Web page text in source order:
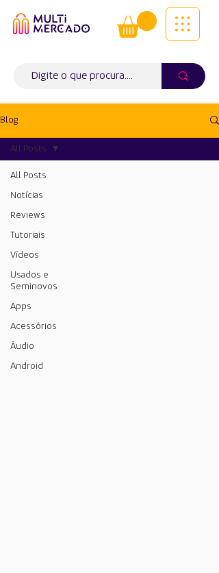
Tudo num só lugar! | Entregas ao
domicílio
Blog
All Posts
Notícias
Reviews
Tutoriais
Vídeos
Usados e
Seminovos
Apps
Acessórios
Áudio
Android
All Posts